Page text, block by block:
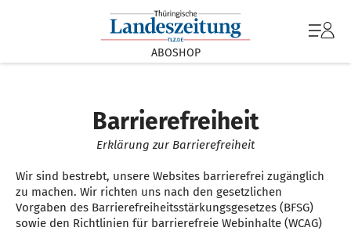
ABOSHOP
Barrierefreiheit
Erklärung zur Barrierefreiheit
Wir sind bestrebt, unsere Websites barrierefrei zugänglich
zu machen. Wir richten uns nach den gesetzlichen
Vorgaben des Barrierefreiheitsstärkungsgesetzes (BFSG)
sowie den Richtlinien für barrierefreie Webinhalte (WCAG)